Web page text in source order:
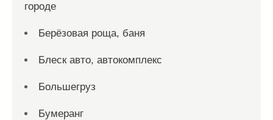
городе
Берёзовая роща, баня
Блеск авто, автокомплекс
Большегруз
Бумеранг